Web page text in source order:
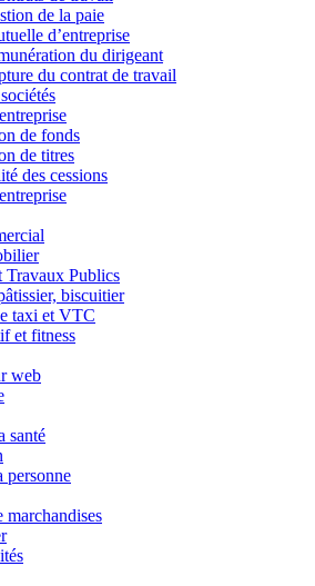
de la paie
d’entreprise
du dirigeant
du contrat de travail
de fonds
de titres
des cessions
Travaux Publics
biscuitier
taxi et VTC
et fitness
web
santé
personne
marchandises